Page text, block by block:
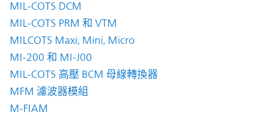
MIL-COTS DCM
MIL-COTS PRM 和 VTM
MILCOTS Maxi, Mini, Micro
MI-200 和 MI-J00
MIL-COTS 高壓 BCM 母線轉換器
MFM 濾波器模組
M-FIAM